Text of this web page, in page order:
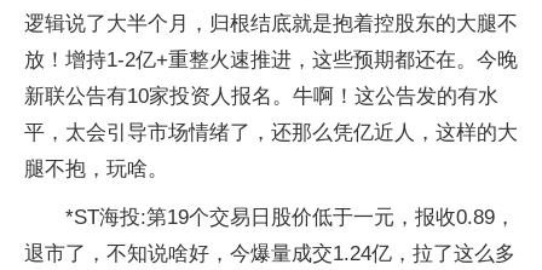
逻辑说了大半个月，归根结底就是抱着控股东的大腿不
放！增持1-2亿+重整火速推进，这些预期都还在。今晚
新联公告有10家投资人报名。牛啊！这公告发的有水
平，太会引导市场情绪了，还那么凭亿近人，这样的大
腿不抱，玩啥。
*ST海投:第19个交易日股价低于一元，报收0.89，
退市了，不知说啥好，今爆量成交1.24亿，拉了这么多